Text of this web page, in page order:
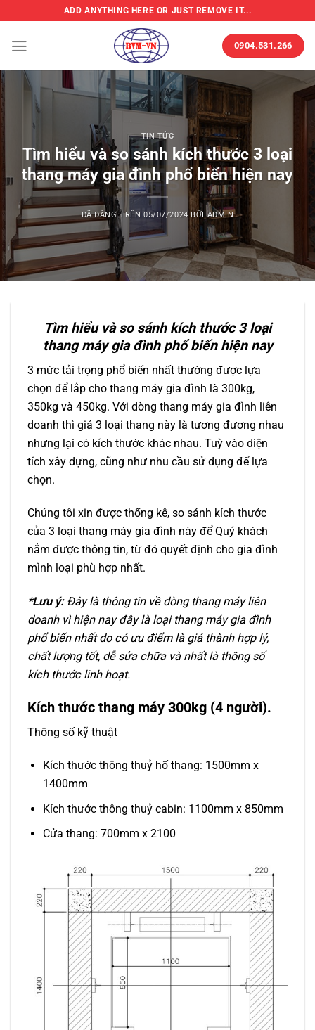
nội
ADD ANYTHING HERE OR JUST REMOVE IT...
0904.531.266
TIN TỨC
Tìm hiểu và so sánh kích thước 3 loại
thang máy gia đình phổ biến hiện nay
ĐÃ ĐĂNG TRÊN 05/07/2024 BỞIADMIN
Tìm hiểu và so sánh kích thước 3 loại
thang máy gia đình phổ biến hiện nay
3 mức tải trọng phổ biến nhất thường được lựa
chọn để lắp cho thang máy gia đình là 300kg,
350kg và 450kg. Với dòng thang máy gia đình liên
doanh thì giá 3 loại thang này là tương đương nhau
nhưng lại có kích thước khác nhau. Tuỳ vào diện
tích xây dựng, cũng như nhu cầu sử dụng để lựa
chọn.
Chúng tôi xin được thống kê, so sánh kích thước
của 3 loại thang máy gia đình này để Quý khách
nắm được thông tin, từ đó quyết định cho gia đình
mình loại phù hợp nhất.
*Lưu ý:Đây là thông tin về dòng thang máy liên
doanh vì hiện nay đây là loại thang máy gia đình
phổ biến nhất do có ưu điểm là giá thành hợp lý,
chất lượng tốt, dễ sửa chữa và nhất là thông số
kích thước linh hoạt.
Kích thước thang máy 300kg (4 người).
Thông số kỹ thuật
Kích thước thông thuỷ hố thang: 1500mm x
1400mm
Kích thước thông thuỷ cabin: 1100mm x 850mm
Cửa thang: 700mm x 2100